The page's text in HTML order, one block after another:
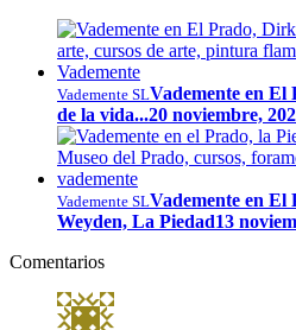
Vademente SLVademente en
de la vida...20 noviembre,
Vademente SLVademente en El
Weyden, La Piedad13
Comentarios